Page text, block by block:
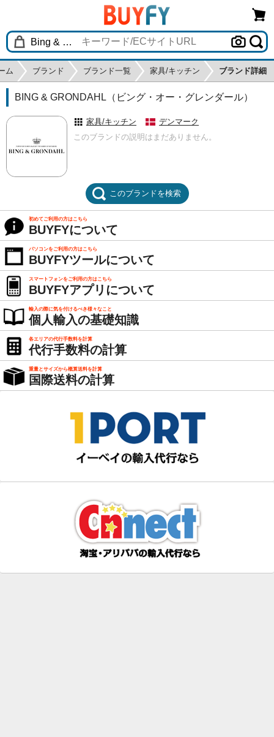
ム ブランド ブランド一覧 家具/キッチン ブランド詳細
BING & GRONDAHL（ビング・オー・グレンダール）
家具/キッチン
デンマーク
このブランドの説明はまだありません。
このブランドを検索
初めてご利用の方はこちら
BUYFYについて
パソコンをご利用の方はこちら
BUYFYツールについて
スマートフォンをご利用の方はこちら
BUYFYアプリについて
輸入の際に気を付けるべき様々なこと
個人輸入の基礎知識
各エリアの代行手数料を計算
代行手数料の計算
重量とサイズから概算送料を計算
国際送料の計算